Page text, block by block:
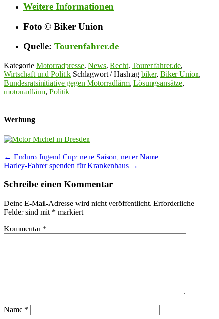
Weitere Informationen
Foto © Biker Union
Quelle: Tourenfahrer.de
Kategorie Motorradpresse, News, Recht, Tourenfahrer.de,
Wirtschaft und Politik Schlagwort / Hashtag biker, Biker Union,
Bundesratsinitiative gegen Motorradlärm, Lösungsansätze,
motorradlärm, Politik
Werbung
Post
navigation
← Enduro Jugend Cup: neue Saison, neuer Name
Harley-Fahrer spenden für Krankenhaus →
Schreibe einen Kommentar
Deine E-Mail-Adresse wird nicht veröffentlicht. Erforderliche
Felder sind mit * markiert
Kommentar *
Name *